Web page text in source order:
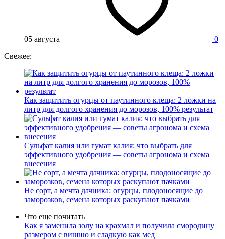
05 августа
0
Свежее:
Как защитить огурцы от паутинного клеща: 2 ложки на
литр для долгого хранения до морозов, 100% результат
Сульфат калия или гумат калия: что выбрать для
эффективного удобрения — советы агронома и схема
внесения
Не сорт, а мечта дачника: огурцы, плодоносящие до
заморозков, семена которых раскупают пачками
Что еще почитать
Как я заменила золу на крахмал и получила смородину
размером с вишню и сладкую как мед